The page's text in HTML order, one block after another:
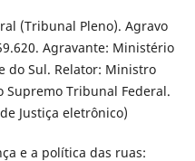
(Tribunal Pleno). Agravo
Agravante: Ministério
do Sul. Relator: Ministro
Supremo Tribunal Federal.
Justiça eletrônico)
e a política das ruas: